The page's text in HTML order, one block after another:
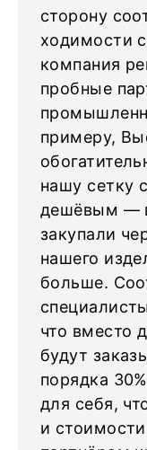
сторону
ходимости
компания
пробные
примеру,
нашу сетку
дешёвым —
закупали
нашего
больше.
что вместо
будут
порядка
для себя,
и